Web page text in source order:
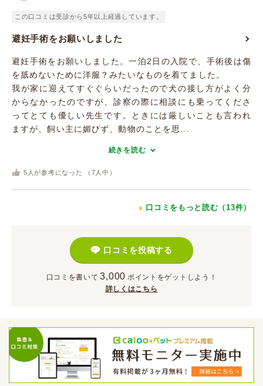
この口コミは受診から5年以上経過しています。
避妊手術をお願いしました
避妊手術をお願いしました。一泊2日の入院で、手術後は傷
を舐めないために洋服？みたいなものを着てました。
我が家に迎えてすぐぐらいだったので犬の接し方がよく分
からなかったのですが、診察の際に相談にも乗ってくださ
ってとても優しい先生です。ときには厳しいことも言われ
ますが、飼い主に媚びず、動物のことを思...
続きを読む
5 人が参考になった （ 7 人中）
口コミをもっと読む（13件）
口コミを投稿する
口コミを書いて 3,000 ポイント をゲットしよう！
詳しくはこちら